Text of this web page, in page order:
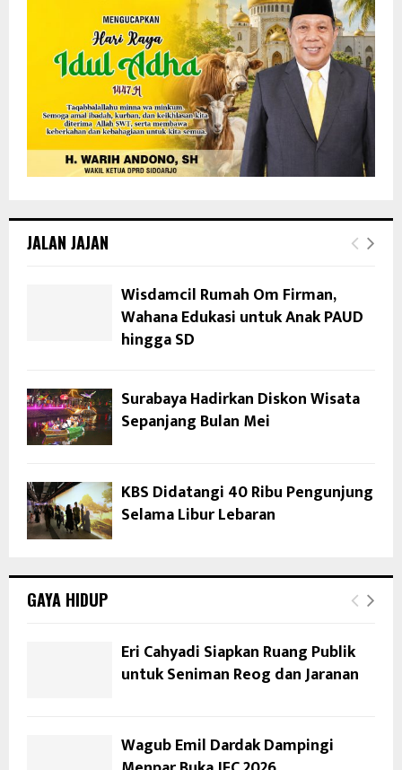
JALAN JAJAN
Wisdamcil Rumah Om Firman,
Wahana Edukasi untuk Anak PAUD
hingga SD
Surabaya Hadirkan Diskon Wisata
Sepanjang Bulan Mei
KBS Didatangi 40 Ribu Pengunjung
Selama Libur Lebaran
GAYA HIDUP
Eri Cahyadi Siapkan Ruang Publik
untuk Seniman Reog dan Jaranan
Wagub Emil Dardak Dampingi